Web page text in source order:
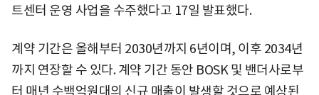
트센터 운영 사업을 수주했다고 17일 발표했다.
계약 기간은 올해부터 2030년까지 6년이며, 이후 2034년
까지 연장할 수 있다. 계약 기간 동안 BOSK 및 밴더사로부
터 매년 수백억원대의 신규 매출이 발생할 것으로 예상된